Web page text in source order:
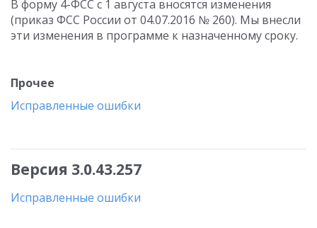
В форму 4-ФСС с 1 августа вносятся изменения
(приказ ФСС России от 04.07.2016 № 260). Мы внесли
эти изменения в программе к назначенному сроку.
Прочее
Исправленные ошибки
Версия 3.0.43.257
Исправленные ошибки